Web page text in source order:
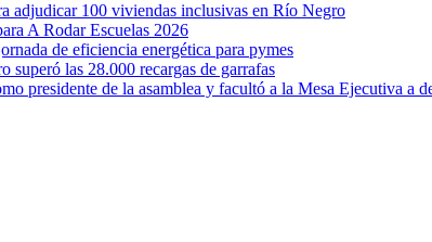
adjudicar 100 viviendas inclusivas en Río Negro
A Rodar Escuelas 2026
de eficiencia energética para pymes
superó las 28.000 recargas de garrafas
presidente de la asamblea y facultó a la Mesa Ejecutiva a